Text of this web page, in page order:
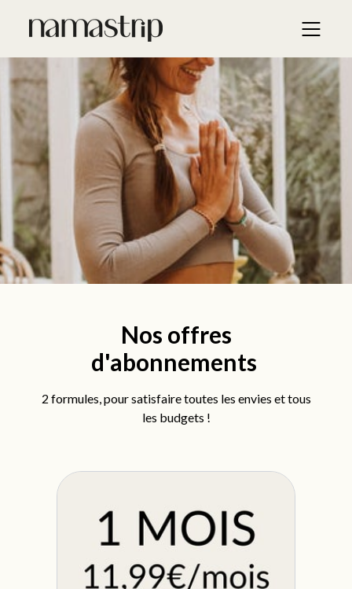
Nos offres
d'abonnements
2 formules, pour satisfaire toutes les envies et tous
les budgets !